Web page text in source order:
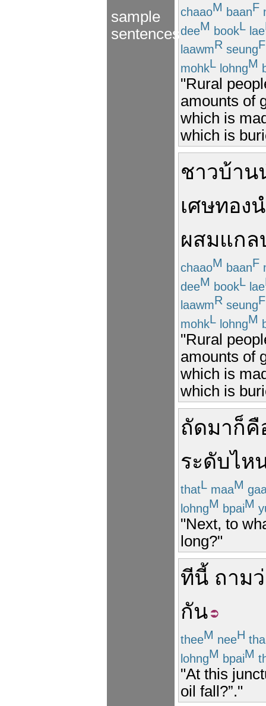
sample
sentences
chaaoM baanF
deeM bookL lae
laawmR seungF
mohkL lohngM
"Rural
amounts of
which is
which is
ชาวบ้าน
เศษทอง
ผสมแกล
chaaoM baanF
deeM bookL lae
laawmR seungF
mohkL lohngM
"Rural
amounts of
which is
which is
ถัดมาก็คื
ระดับไห
thatL maaM
lohngM bpaiM
"Next, to
long?"
ทีนี้ ถาม
กัน
theeM neeH
lohngM bpaiM
"At this
oil fall?”."